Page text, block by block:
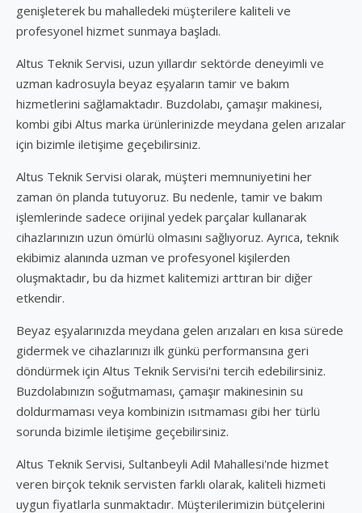
genişleterek bu mahalledeki müşterilere kaliteli ve
profesyonel hizmet sunmaya başladı.
Altus Teknik Servisi, uzun yıllardır sektörde deneyimli ve
uzman kadrosuyla beyaz eşyaların tamir ve bakım
hizmetlerini sağlamaktadır. Buzdolabı, çamaşır makinesi,
kombi gibi Altus marka ürünlerinizde meydana gelen arızalar
için bizimle iletişime geçebilirsiniz.
Altus Teknik Servisi olarak, müşteri memnuniyetini her
zaman ön planda tutuyoruz. Bu nedenle, tamir ve bakım
işlemlerinde sadece orijinal yedek parçalar kullanarak
cihazlarınızın uzun ömürlü olmasını sağlıyoruz. Ayrıca, teknik
ekibimiz alanında uzman ve profesyonel kişilerden
oluşmaktadır, bu da hizmet kalitemizi arttıran bir diğer
etkendir.
Beyaz eşyalarınızda meydana gelen arızaları en kısa sürede
gidermek ve cihazlarınızı ilk günkü performansına geri
döndürmek için Altus Teknik Servisi'ni tercih edebilirsiniz.
Buzdolabınızın soğutmaması, çamaşır makinesinin su
doldurmaması veya kombinizin ısıtmaması gibi her türlü
sorunda bizimle iletişime geçebilirsiniz.
Altus Teknik Servisi, Sultanbeyli Adil Mahallesi'nde hizmet
veren birçok teknik servisten farklı olarak, kaliteli hizmeti
uygun fiyatlarla sunmaktadır. Müşterilerimizin bütçelerini